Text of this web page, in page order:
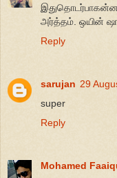
அர்த்தம். ஒயின்
Reply
sarujan 29
super
Reply
Mohamed